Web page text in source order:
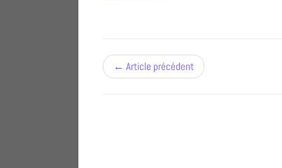
← Article précédent